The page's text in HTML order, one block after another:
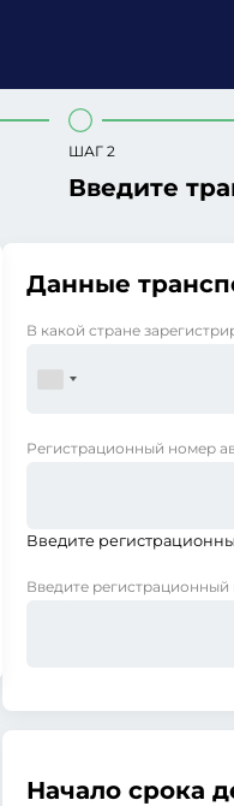
ШАГ 2
Введите
Данные
В какой стране
Регистрационный номер
Введите
Введите
Начало срока